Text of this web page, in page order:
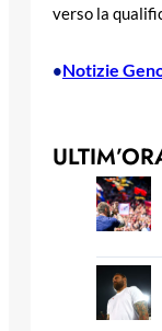
verso la
•Notizie